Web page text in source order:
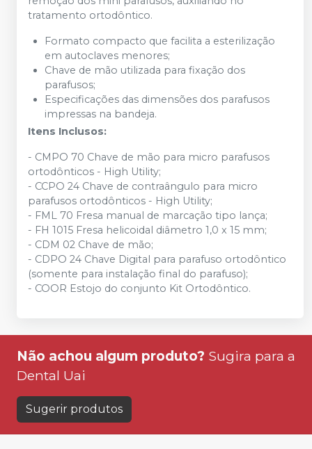
tratamento ortodôntico.
Formato compacto que facilita a esterilização
em autoclaves menores;
Chave de mão utilizada para fixação dos
parafusos;
Especificações das dimensões dos parafusos
impressas na bandeja.
Itens Inclusos:
- CMPO 70 Chave de mão para micro parafusos
ortodônticos - High Utility;
- CCPO 24 Chave de contraângulo para micro
parafusos ortodônticos - High Utility;
- FML 70 Fresa manual de marcação tipo lança;
- FH 1015 Fresa helicoidal diâmetro 1,0 x 15 mm;
- CDM 02 Chave de mão;
- CDPO 24 Chave Digital para parafuso ortodôntico
(somente para instalação final do parafuso);
- COOR Estojo do conjunto Kit Ortodôntico.
Não achou algum produto? Sugira para a
Dental Uai
Sugerir produtos